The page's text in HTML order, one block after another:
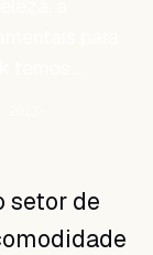
setor de